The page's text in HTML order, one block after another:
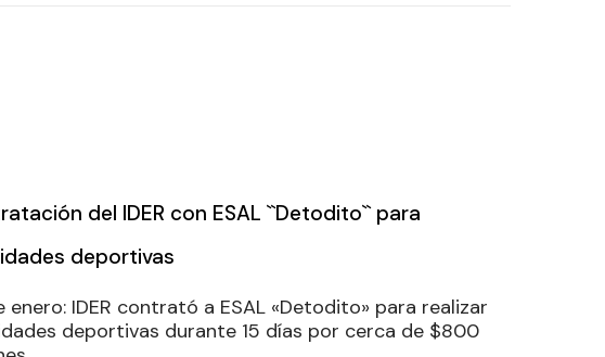
del IDER con ESAL ``Detodito`` para
deportivas
enero: IDER contrató a ESAL «Detodito» para realizar
deportivas durante 15 días por cerca de $800